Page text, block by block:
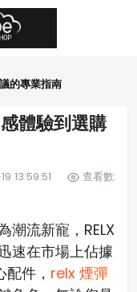
的專業指南
體驗到選購
13:59:51
查看數:
潮流新寵，RELX
速在市場上佔據
件， relx 煙彈